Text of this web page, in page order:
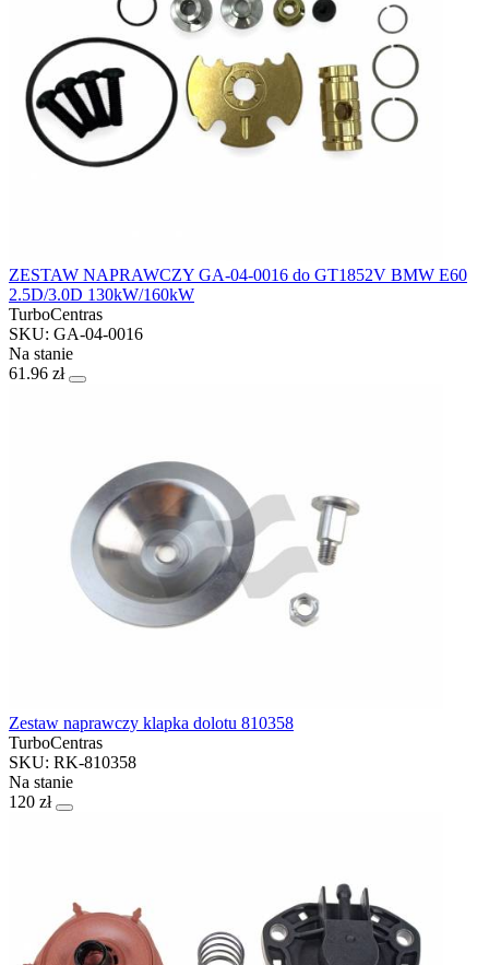
ZESTAW NAPRAWCZY GA-04-0016 do GT1852V BMW E60
2.5D/3.0D 130kW/160kW
TurboCentras
SKU: GA-04-0016
Na stanie
61.96 zł
Zestaw naprawczy klapka dolotu 810358
TurboCentras
SKU: RK-810358
Na stanie
120 zł